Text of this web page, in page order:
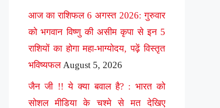
आज का राशिफल 6 अगस्त 2026: गुरुवार
को भगवान विष्णु की असीम कृपा से इन 5
राशियों का होगा महा-भाग्योदय, पढ़ें विस्तृत
भविष्यफल August 5, 2026
जैन जी !! ये क्या बवाल है? : भारत को
सोशल मीडिया के चश्मे से मत देखिए